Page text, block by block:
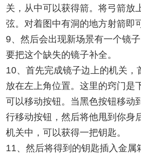
关，从中可以获得箭。将弓箭放
弦。对着图中有洞的地方射箭即
9、然后会出现新场景有一个镜
要把这个缺失的镜子补全。
10、首先完成镜子边上的机关，
放在左上角位置。这里的窍门是
可以移动按钮。当黑色按钮移动
行移动按钮，然后将他甩到你身
机关中，可以获得一把钥匙。
11、然后将得到的钥匙插入金属